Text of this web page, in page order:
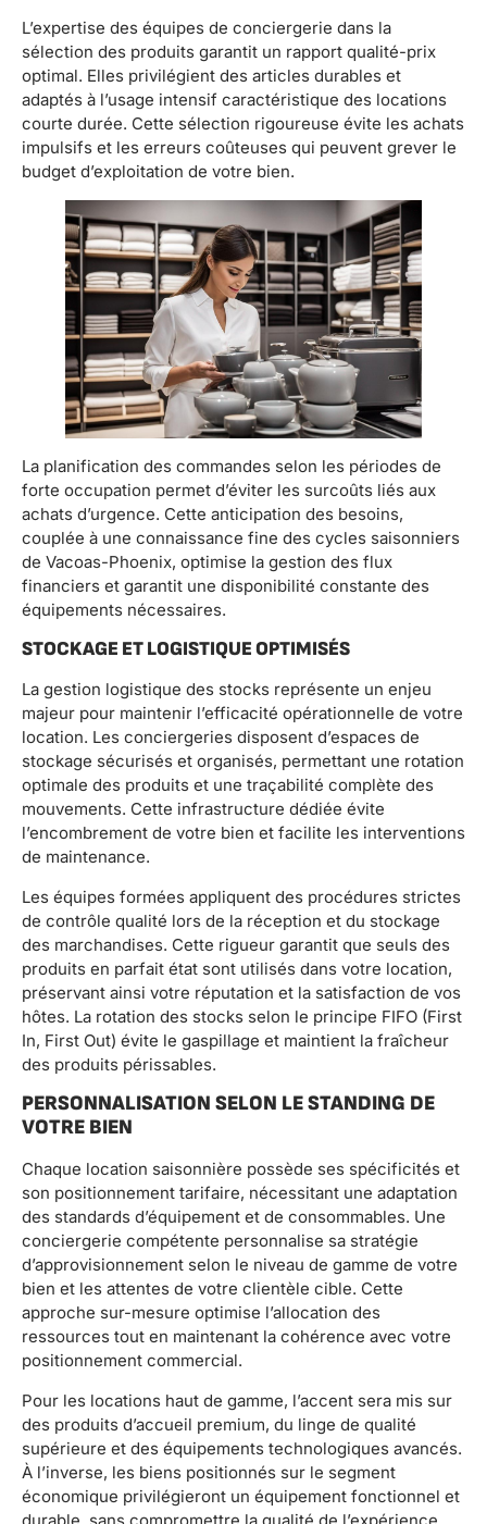
L’expertise des équipes de conciergerie dans la
sélection des produits garantit un rapport qualité-prix
optimal. Elles privilégient des articles durables et
adaptés à l’usage intensif caractéristique des locations
courte durée. Cette sélection rigoureuse évite les achats
impulsifs et les erreurs coûteuses qui peuvent grever le
budget d’exploitation de votre bien.
La planification des commandes selon les périodes de
forte occupation permet d’éviter les surcoûts liés aux
achats d’urgence. Cette anticipation des besoins,
couplée à une connaissance fine des cycles saisonniers
de Vacoas-Phoenix, optimise la gestion des flux
financiers et garantit une disponibilité constante des
équipements nécessaires.
STOCKAGE ET LOGISTIQUE OPTIMISÉS
La gestion logistique des stocks représente un enjeu
majeur pour maintenir l’efficacité opérationnelle de votre
location. Les conciergeries disposent d’espaces de
stockage sécurisés et organisés, permettant une rotation
optimale des produits et une traçabilité complète des
mouvements. Cette infrastructure dédiée évite
l’encombrement de votre bien et facilite les interventions
de maintenance.
Les équipes formées appliquent des procédures strictes
de contrôle qualité lors de la réception et du stockage
des marchandises. Cette rigueur garantit que seuls des
produits en parfait état sont utilisés dans votre location,
préservant ainsi votre réputation et la satisfaction de vos
hôtes. La rotation des stocks selon le principe FIFO (First
In, First Out) évite le gaspillage et maintient la fraîcheur
des produits périssables.
PERSONNALISATION SELON LE STANDING DE
VOTRE BIEN
Chaque location saisonnière possède ses spécificités et
son positionnement tarifaire, nécessitant une adaptation
des standards d’équipement et de consommables. Une
conciergerie compétente personnalise sa stratégie
d’approvisionnement selon le niveau de gamme de votre
bien et les attentes de votre clientèle cible. Cette
approche sur-mesure optimise l’allocation des
ressources tout en maintenant la cohérence avec votre
positionnement commercial.
Pour les locations haut de gamme, l’accent sera mis sur
des produits d’accueil premium, du linge de qualité
supérieure et des équipements technologiques avancés.
À l’inverse, les biens positionnés sur le segment
économique privilégieront un équipement fonctionnel et
durable, sans compromettre la qualité de l’expérience